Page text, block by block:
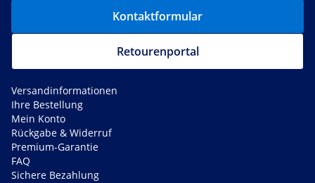
Kontaktformular
Retourenportal
Versandinformationen
Ihre Bestellung
Mein Konto
Rückgabe & Widerruf
Premium-Garantie
FAQ
Sichere Bezahlung